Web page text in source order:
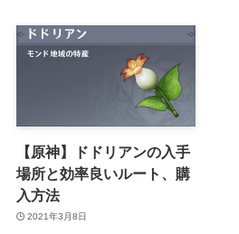
【原神】ドドリアンの入手
場所と効率良いルート、購
入方法
2021年3月8日